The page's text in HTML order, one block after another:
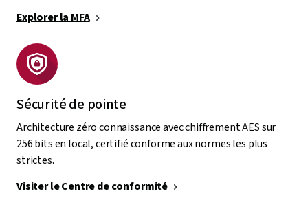
Explorer la MFA
Sécurité de pointe
Architecture zéro connaissance avec chiffrement AES sur
256 bits en local, certifié conforme aux normes les plus
strictes.
Visiter le Centre de conformité